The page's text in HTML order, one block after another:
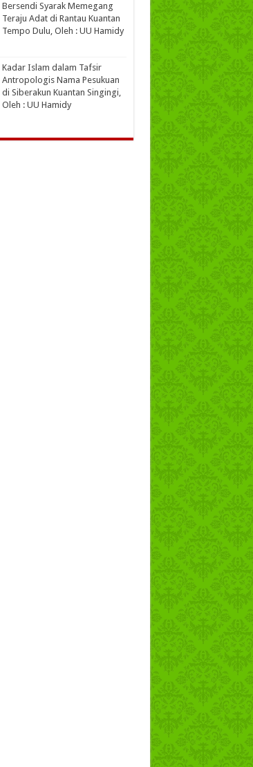
Bersendi Syarak Memegang
Teraju Adat di Rantau Kuantan
Tempo Dulu, Oleh : UU Hamidy
Kadar Islam dalam Tafsir
Antropologis Nama Pesukuan
di Siberakun Kuantan Singingi,
Oleh : UU Hamidy